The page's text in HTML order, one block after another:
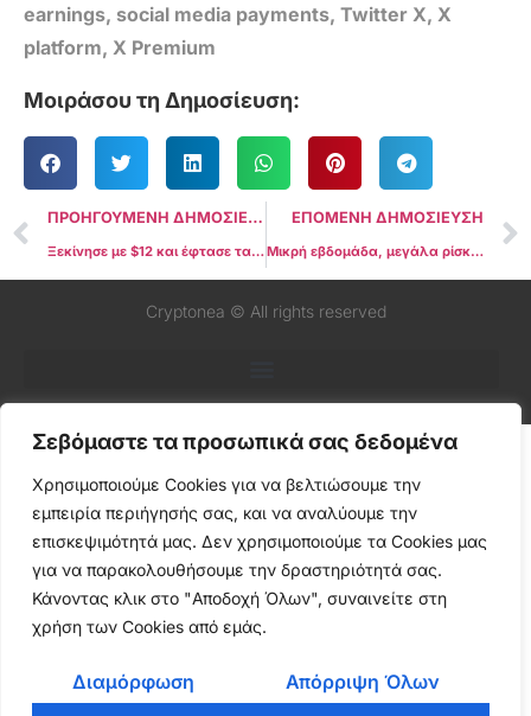
Σεβόμαστε τα προσωπικά σας δεδομένα
Χρησιμοποιούμε Cookies για να βελτιώσουμε την
εμπειρία περιήγησής σας, και να αναλύουμε την
επισκεψιμότητά μας. Δεν χρησιμοποιούμε τα Cookies μας
για να παρακολουθήσουμε την δραστηριότητά σας.
Κάνοντας κλικ στο "Αποδοχή Όλων", συναινείτε στη
χρήση των Cookies από εμάς.
Διαμόρφωση
Απόρριψη Όλων
earnings, social media payments, Twitter X, X
platform, X Premium
Μοιράσου τη Δημοσίευση:
ΠΡΟΗΓΟΥΜΕΝΗ ΔΗΜΟΣΙΕΥΣΗ
Ξεκίνησε με $12 και έφτασε τα $100.000 στο Polymarket: Ποιος είναι ο μυστηριώδης trader ascetic0x και πώς «έσπασε» το σύστημα με Bitcoin προβλέψεις
ΕΠΟΜΕΝΗ ΔΗΜΟΣΙΕΥΣΗ
Μικρή εβδομάδα, μεγάλα ρίσκα: Δασμοί Trump, κρίσιμα μακροοικονομικά και earnings που μπορούν να τα αλλάξουν όλα
Cryptonea © All rights reserved